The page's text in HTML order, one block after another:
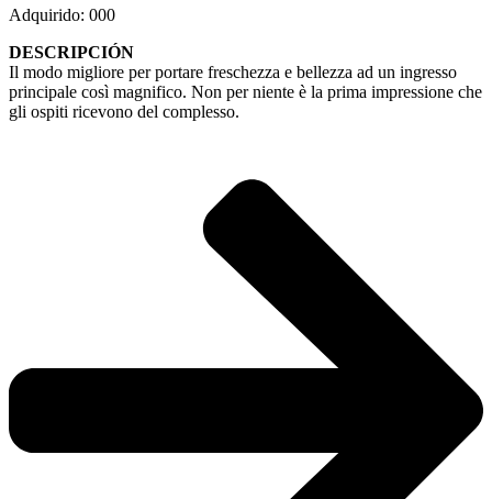
Adquirido: 000
DESCRIPCIÓN
Il modo migliore per portare freschezza e bellezza ad un ingresso
principale così magnifico. Non per niente è la prima impressione che
gli ospiti ricevono del complesso.